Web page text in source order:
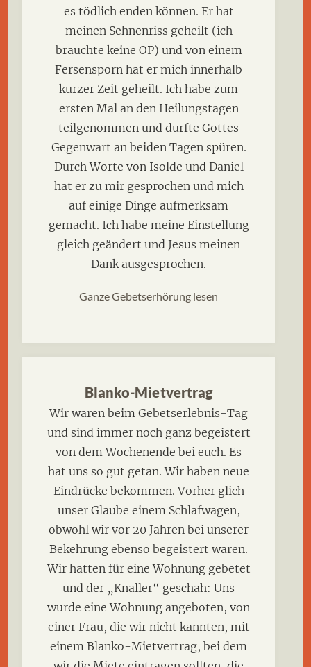
es tödlich enden können. Er hat
meinen Sehnenriss geheilt (ich
brauchte keine OP) und von einem
Fersensporn hat er mich innerhalb
kurzer Zeit geheilt. Ich habe zum
ersten Mal an den Heilungstagen
teilgenommen und durfte Gottes
Gegenwart an beiden Tagen spüren.
Durch Worte von Isolde und Daniel
hat er zu mir gesprochen und mich
auf einige Dinge aufmerksam
gemacht. Ich habe meine Einstellung
gleich geändert und Jesus meinen
Dank ausgesprochen.
Ganze Gebetserhörung lesen
Blanko-Mietvertrag
Wir waren beim Gebetserlebnis-Tag
und sind immer noch ganz begeistert
von dem Wochenende bei euch. Es
hat uns so gut getan. Wir haben neue
Eindrücke bekommen. Vorher glich
unser Glaube einem Schlafwagen,
obwohl wir vor 20 Jahren bei unserer
Bekehrung ebenso begeistert waren.
Wir hatten für eine Wohnung gebetet
und der „Knaller“ geschah: Uns
wurde eine Wohnung angeboten, von
einer Frau, die wir nicht kannten, mit
einem Blanko-Mietvertrag, bei dem